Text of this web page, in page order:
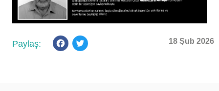
Facebook 18 Şub 2026